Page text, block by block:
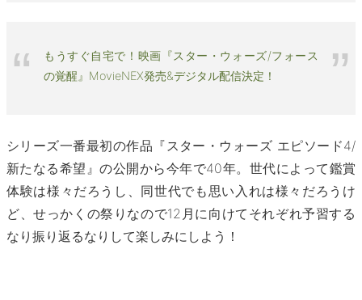
もうすぐ自宅で！映画『スター・ウォーズ/フォース
の覚醒』MovieNEX発売&デジタル配信決定！
シリーズ一番最初の作品『スター・ウォーズ エピソード4/
新たなる希望』の公開から今年で40年。世代によって鑑賞
体験は様々だろうし、同世代でも思い入れは様々だろうけ
ど、せっかくの祭りなので12月に向けてそれぞれ予習する
なり振り返るなりして楽しみにしよう！